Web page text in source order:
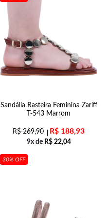
Sandália Rasteira Feminina Zariff
T-543 Marrom
R$269,90 R$ 188,93
9x de R$22,04
30% OFF